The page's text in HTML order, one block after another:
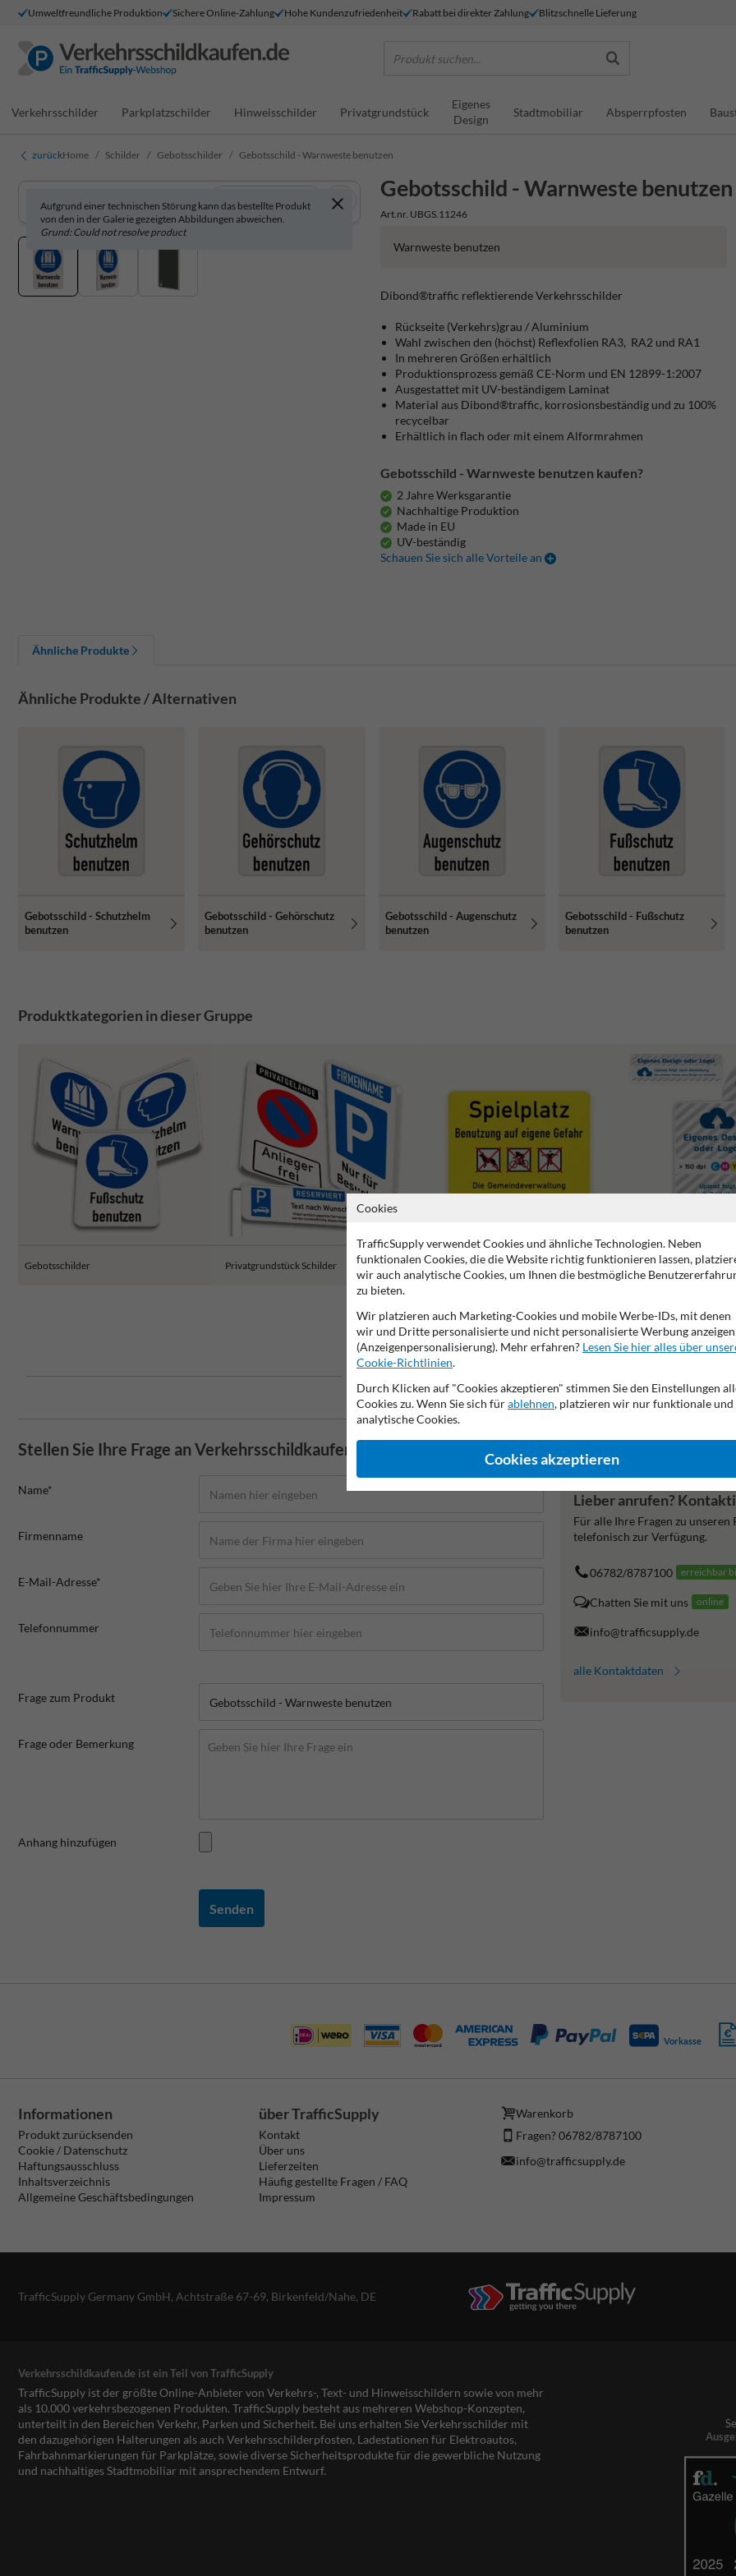
Umweltfreundliche Produktion Sichere Online-Zahlung Hohe Kundenzufriedenheit Rabatt bei direkter Zahlung Blitzschnelle Lieferung
Produkt suchen...
Verkehrsschilder Parkplatzschilder Hinweisschilder Privatgrundstück
Eigenes
Design
Stadtmobiliar Absperrpfosten
zurückHome Schilder Gebotsschilder Gebotsschild - Warnweste benutzen
Gebotsschild - Warnweste benutzen
Art.nr. UBGS.11246
Aufgrund einer technischen Störung kann das bestellte Produkt
von den in der Galerie gezeigten Abbildungen abweichen.
Grund: Could not resolve product
In 3D anzeigen
Warnweste benutzen
Dibond®traffic reflektierende Verkehrsschilder
Rückseite (Verkehrs)grau / Aluminium
Wahl zwischen den (höchst) Reflexfolien RA3, RA2 und RA1
In mehreren Größen erhältlich
Produktionsprozess gemäß CE-Norm und EN 12899-1:2007
Ausgestattet mit UV-beständigem Laminat
Material aus Dibond®traffic, korrosionsbeständig und zu 100%
recycelbar
Erhältlich in flach oder mit einem Alformrahmen
Gebotsschild - Warnweste benutzen kaufen?
2 Jahre Werksgarantie
Nachhaltige Produktion
Made in EU
UV-beständig
Schauen Sie sich alle Vorteile an
Ähnliche Produkte
Ähnliche Produkte / Alternativen
Gebotsschild - Schutzhelm
benutzen
Gebotsschild - Gehörschutz
benutzen
Gebotsschild - Augenschutz
benutzen
Gebotsschild - Fußschutz
benutzen
Produktkategorien in dieser Gruppe
Gebotsschilder Privatgrundstück Schilder Spielplatzschilder Schilder mit eigenem
Stellen Sie Ihre Frage an Verkehrsschildkaufen.de
Name*
Firmenname
E-Mail-Adresse*
Telefonnummer
Frage zum Produkt
Frage oder Bemerkung
Anhang hinzufügen
Senden
Lieber anrufen?
Für alle Ihre Fragen zu
telefonisch zur Verfügung.
06782/8787100 erreichbar
Chatten Sie mit uns online
info@trafficsupply.de
alle Kontaktdaten
Vorkasse
Informationen
Produkt zurücksenden
Cookie / Datenschutz
Haftungsausschluss
Inhaltsverzeichnis
Allgemeine Geschäftsbedingungen
über TrafficSupply
Kontakt
Über uns
Lieferzeiten
Häufig gestellte Fragen / FAQ
Impressum
Warenkorb
Fragen? 06782/8787100
info@trafficsupply.de
TrafficSupply Germany GmbH, Achtstraße 67-69, Birkenfeld/Nahe, DE
Verkehrsschildkaufen.de ist ein Teil von TrafficSupply
TrafficSupply ist der größte Online-Anbieter von Verkehrs-, Text- und Hinweisschildern sowie von mehr
als 10.000 verkehrsbezogenen Produkten. TrafficSupply besteht aus mehreren Webshop-Konzepten,
unterteilt in den Bereichen Verkehr, Parken und Sicherheit. Bei uns erhalten Sie Verkehrsschilder mit
den dazugehörigen Halterungen als auch Verkehrsschilderpfosten, Ladestationen für Elektroautos,
Fahrbahnmarkierungen für Parkplätze, sowie diverse Sicherheitsprodukte für die gewerbliche Nutzung
und nachhaltiges Stadtmobiliar mit ansprechendem Entwurf.
Cookies
TrafficSupply verwendet Cookies und ähnliche Technologien. Neben
funktionalen Cookies, die die Website richtig funktionieren lassen,
wir auch analytische Cookies, um Ihnen die bestmögliche
zu bieten.
Wir platzieren auch Marketing-Cookies und mobile Werbe-IDs, mit denen
wir und Dritte personalisierte und nicht personalisierte Werbung anzeigen
(Anzeigenpersonalisierung). Mehr erfahren? Lesen Sie hier alles über
Cookie-Richtlinien.
Durch Klicken auf "Cookies akzeptieren" stimmen Sie den Einstellungen
Cookies zu. Wenn Sie sich fürablehnen, platzieren wir nur funktionale und
analytische Cookies.
Cookies akzeptieren